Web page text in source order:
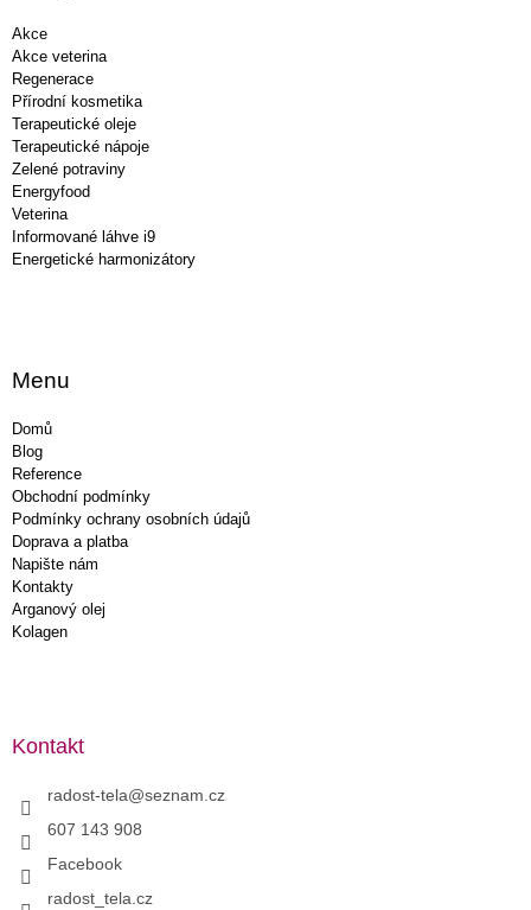
Akce
Akce veterina
Regenerace
Přírodní kosmetika
Terapeutické oleje
Terapeutické nápoje
Zelené potraviny
Energyfood
Veterina
Informované láhve i9
Energetické harmonizátory
Menu
Domů
Blog
Reference
Obchodní podmínky
Podmínky ochrany osobních údajů
Doprava a platba
Napište nám
Kontakty
Arganový olej
Kolagen
Kontakt
radost-tela@seznam.cz
607 143 908
Facebook
radost_tela.cz